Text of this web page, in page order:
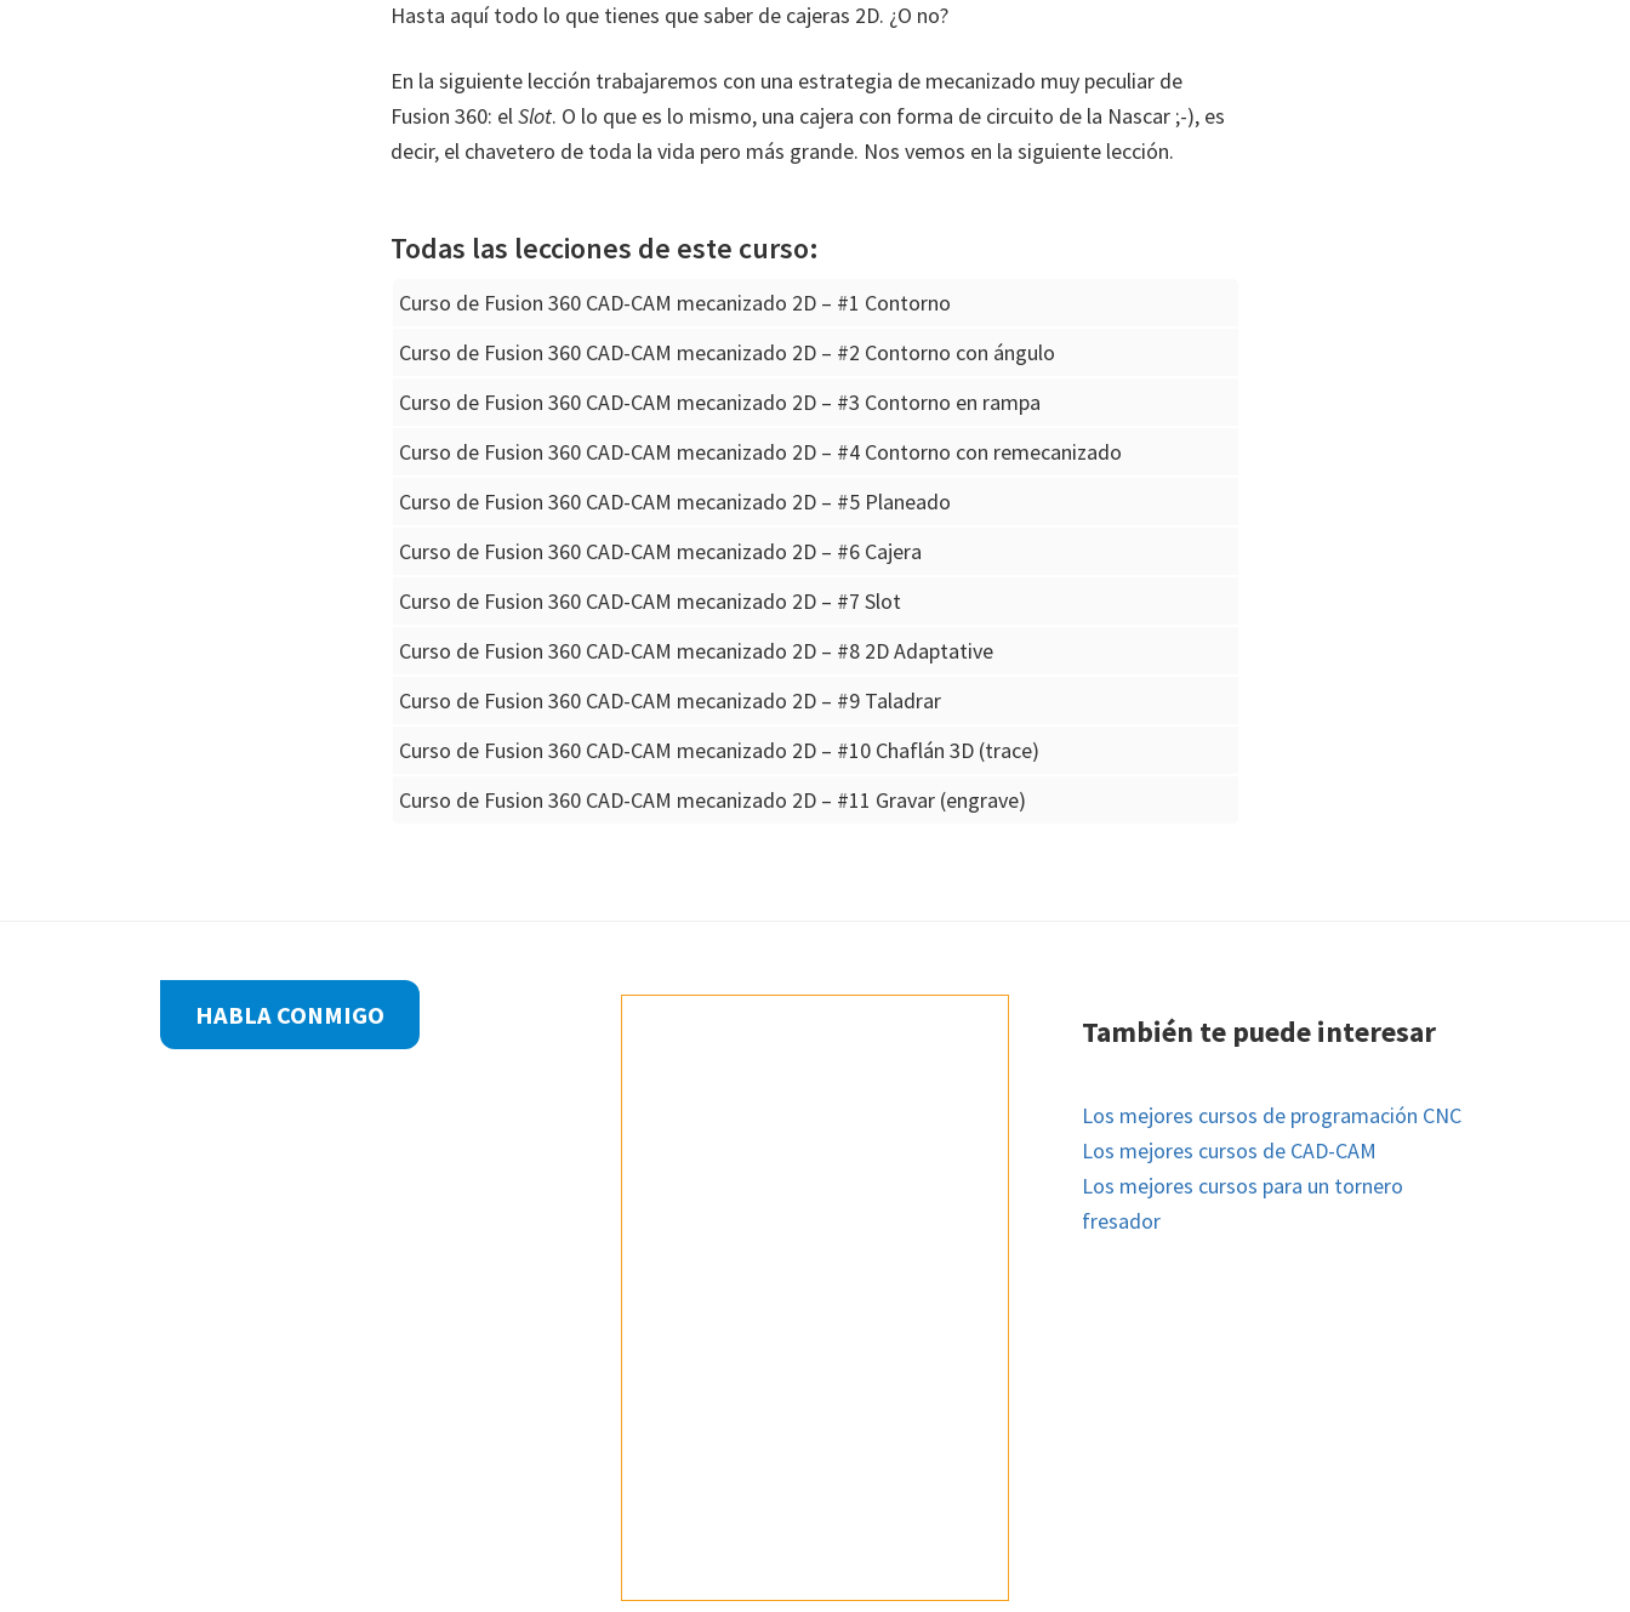
Hasta aquí todo lo que tienes que saber de cajeras 2D. ¿O no?
En la siguiente lección trabajaremos con una estrategia de mecanizado muy peculiar de
Fusion 360: elSlot. O lo que es lo mismo, una cajera con forma de circuito de la Nascar ;-), es
decir, el chavetero de toda la vida pero más grande. Nos vemos en la siguiente lección.
Todas las lecciones de este curso:
Curso de Fusion 360 CAD-CAM mecanizado 2D – #1 Contorno
Curso de Fusion 360 CAD-CAM mecanizado 2D – #2 Contorno con ángulo
Curso de Fusion 360 CAD-CAM mecanizado 2D – #3 Contorno en rampa
Curso de Fusion 360 CAD-CAM mecanizado 2D – #4 Contorno con remecanizado
Curso de Fusion 360 CAD-CAM mecanizado 2D – #5 Planeado
Curso de Fusion 360 CAD-CAM mecanizado 2D – #6 Cajera
Curso de Fusion 360 CAD-CAM mecanizado 2D – #7 Slot
Curso de Fusion 360 CAD-CAM mecanizado 2D – #8 2D Adaptative
Curso de Fusion 360 CAD-CAM mecanizado 2D – #9 Taladrar
Curso de Fusion 360 CAD-CAM mecanizado 2D – #10 Chaflán 3D (trace)
Curso de Fusion 360 CAD-CAM mecanizado 2D – #11 Gravar (engrave)
HABLA CONMIGO También te puede interesar
Los mejores cursos de programación CNC
Los mejores cursos de CAD-CAM
Los mejores cursos para un tornero
fresador